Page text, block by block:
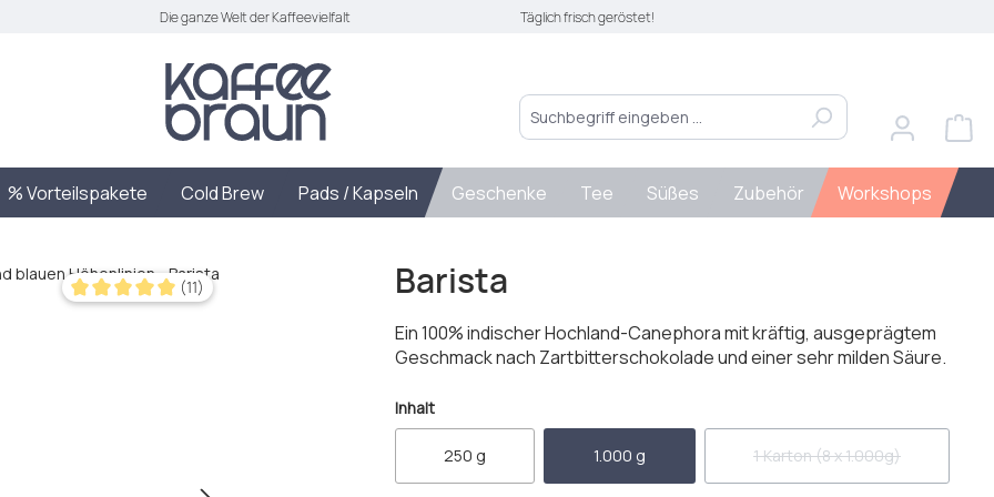
Die ganze Welt der Kaffeevielfalt Täglich frisch geröstet!
% Vorteilspakete Cold Brew Pads / Kapseln Geschenke Tee Süßes Zubehör Workshops
Durchschnittliche Bewertung von 5 von 5 Sternen
(11) Barista
Ein 100% indischer Hochland-Canephora mit kräftig, ausgeprägtem
Geschmack nach Zartbitterschokolade und einer sehr milden Säure.
Inhaltauswählen
250 g 1.000 g 1 Karton (8 x 1.000g)
(Diese Option ist zurzeit